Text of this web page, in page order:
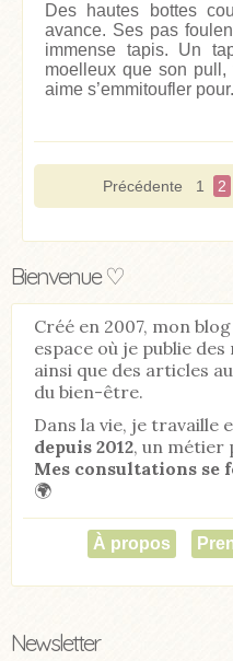
Des hautes bottes
avance. Ses pas
immense tapis. Un
moelleux que son
aime s’emmitoufler
Précédente 1 2
Bienvenue ♡
Créé en 2007, mon
espace où je publie
ainsi que des articles
du bien-être.
Dans la vie, je travaille
depuis 2012, un métier
Mes consultations se
🌍
À propos
Newsletter